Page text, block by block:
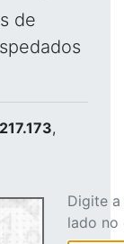
de
,
Digite
lado no